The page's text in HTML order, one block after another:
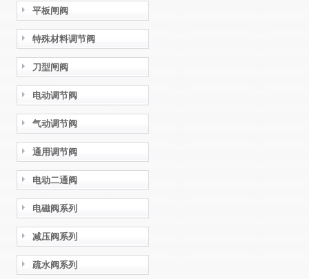
平板闸阀
特殊材料调节阀
刀型闸阀
电动调节阀
气动调节阀
通用调节阀
电动二通阀
电磁阀系列
减压阀系列
疏水阀系列